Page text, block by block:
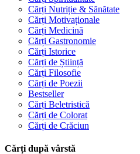
Cărți Nutriție & Sănătate
Cărți Motivaționale
Cărți Medicină
Cărți Gastronomie
Cărți Istorice
Cărți de Știință
Cărți Filosofie
Cărți de Poezii
Bestseller
Cărți Beletristică
Cărți de Colorat
Cărți de Crăciun
Cărți după vârstă